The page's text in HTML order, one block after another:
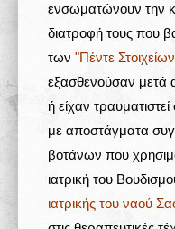
ενσωματώνουν την
διατροφή τους που
των "Πέντε
εξασθενούσαν μετά
ή είχαν
με αποστάγματα
βοτάνων που
ιατρική του
ιατρικής του ναού